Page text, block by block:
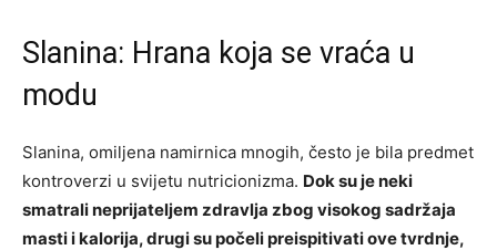
Slanina: Hrana koja se vraća u
modu
Slanina, omiljena namirnica mnogih, često je bila predmet
kontroverzi u svijetu nutricionizma. Dok su je neki
smatrali neprijateljem zdravlja zbog visokog sadržaja
masti i kalorija, drugi su počeli preispitivati ove tvrdnje,